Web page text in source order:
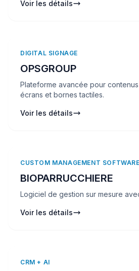
Voir les détails
DIGITAL SIGNAGE
OPSGROUP
Plateforme avancée pour
écrans et bornes tactiles.
Voir les détails
CUSTOM MANAGEMENT SOFTWARE
BIOPARRUCCHIERE
Logiciel de gestion sur mesure
Voir les détails
CRM + AI